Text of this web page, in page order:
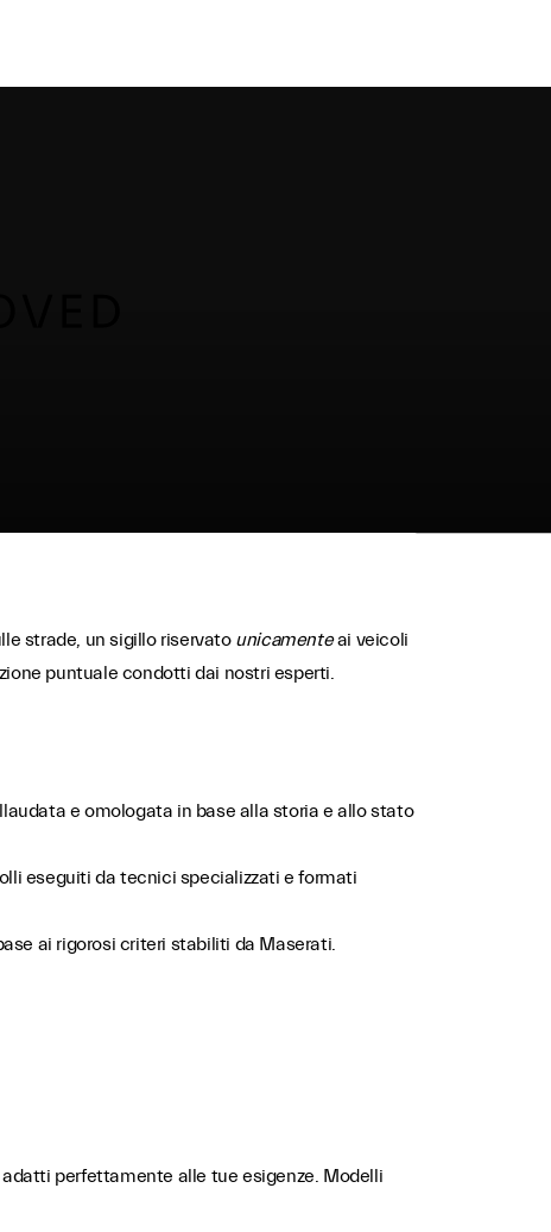
strade, un sigillo riservato unicamenteai veicoli
puntuale condotti dai nostri esperti.
e omologata in base alla storia e allo stato
eseguiti da tecnici specializzati e formati
ai rigorosi criteri stabiliti da Maserati.
perfettamente alle tue esigenze. Modelli